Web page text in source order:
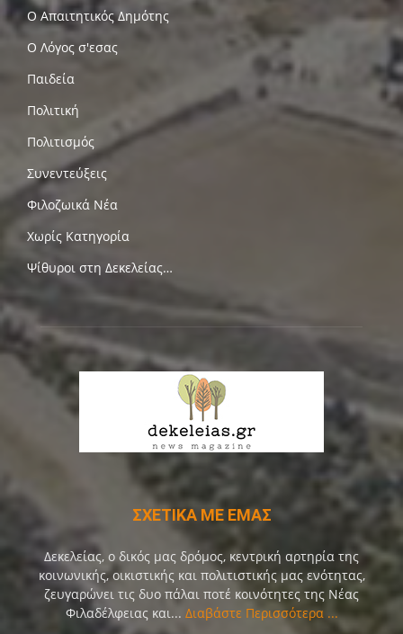
Ο Απαιτητικός Δημότης
Ο Λόγος σ'εσας
Παιδεία
Πολιτική
Πολιτισμός
Συνεντεύξεις
Φιλοζωικά Νέα
Χωρίς Κατηγορία
Ψίθυροι στη Δεκελείας…
ΣΧΕΤΙΚΑ ΜΕ ΕΜΑΣ
Δεκελείας, ο δικός μας δρόμος, κεντρική αρτηρία της
κοινωνικής, οικιστικής και πολιτιστικής μας ενότητας,
ζευγαρώνει τις δυο πάλαι ποτέ κοινότητες της Νέας
Φιλαδέλφειας και... Διαβάστε Περισσότερα ...